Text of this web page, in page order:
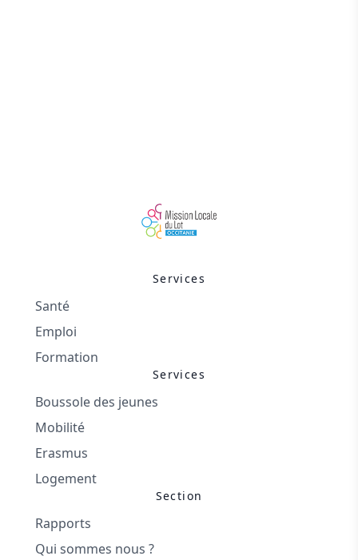
Services
Santé
Emploi
Formation
Services
Boussole des jeunes
Mobilité
Erasmus
Logement
Section
Rapports
Qui sommes nous ?